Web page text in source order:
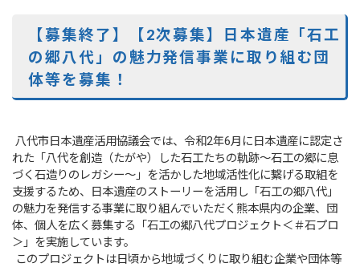
【募集終了】【2次募集】日本遺産「石工
の郷八代」の魅力発信事業に取り組む団
体等を募集！
八代市日本遺産活用協議会では、令和2年6月に日本遺産に認定さ
れた「八代を創造（たがや）した石工たちの軌跡～石工の郷に息
づく石造りのレガシー～」を活かした地域活性化に繋げる取組を
支援するため、日本遺産のストーリーを活用し「石工の郷八代」
の魅力を発信する事業に取り組んでいただく熊本県内の企業、団
体、個人を広く募集する「石工の郷八代プロジェクト＜＃石プロ
＞」を実施しています。
このプロジェクトは日頃から地域づくりに取り組む企業や団体等